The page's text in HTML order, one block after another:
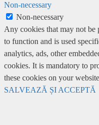
Non-necessary
Non-necessary
Any cookies that may not be
to function and is used
analytics, ads, other
cookies. It is mandatory to
these cookies on your
SALVEAZĂ ȘI ACCEPTĂ